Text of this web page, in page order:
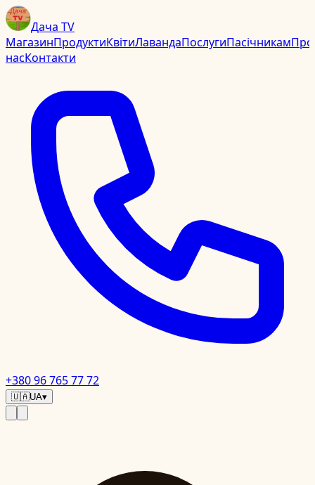
Дача TV
МагазинПродуктиКвітиЛавандаПослугиПасічникамПро
насКонтакти
+380 96 765 77 72
🇺🇦UA▾